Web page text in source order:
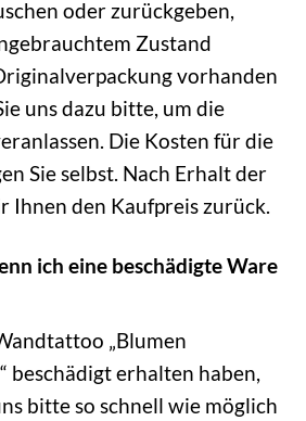
oder zurückgeben,
Zustand
vorhanden
uns dazu bitte, um die
Die Kosten für die
Sie selbst. Nach Erhalt der
Ihnen den Kaufpreis zurück.
ich eine beschädigte Ware
„Blumen
beschädigt erhalten haben,
bitte so schnell wie möglich